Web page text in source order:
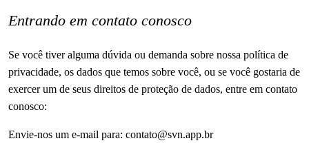
Entrando em contato conosco
Se você tiver alguma dúvida ou demanda sobre nossa política de
privacidade, os dados que temos sobre você, ou se você gostaria de
exercer um de seus direitos de proteção de dados, entre em contato
conosco:
Envie-nos um e-mail para: contato@svn.app.br